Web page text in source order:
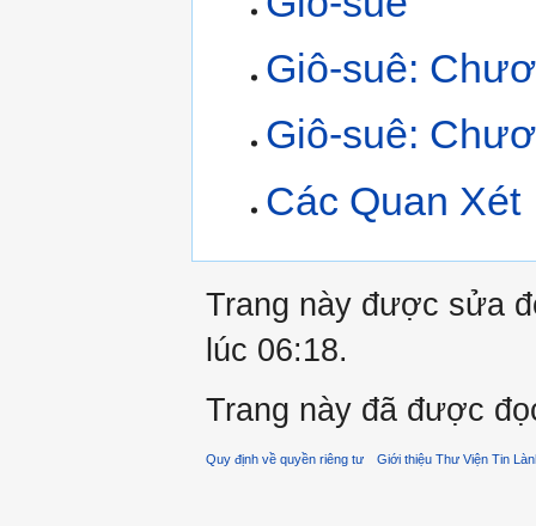
Giô-suê:
Giô-suê:
Các Quan Xét
Trang này được sửa
lúc 06:18.
Trang này đã được
Quy định về quyền riêng tư Giới thiệu Thư Viện Tin